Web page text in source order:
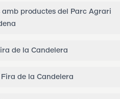
amb productes del Parc Agrari
de la Candelera
de la Candelera